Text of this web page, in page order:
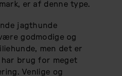
er af denne type.
jagthunde
godmodige og
men det er
brug for meget
Venlige og